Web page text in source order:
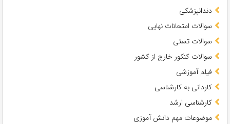
دندانپزشکی
سوالات امتحانات نهایی
سوالات تستی
سوالات کنکور خارج از کشور
فیلم آموزشی
کاردانی به کارشناسی
کارشناسی ارشد
موضوعات مهم دانش آموزی